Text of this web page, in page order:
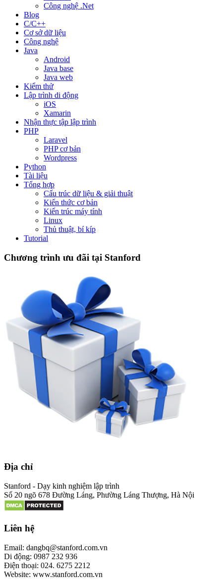
Công nghệ .Net
Blog
C/C++
Cơ sở dữ liệu
Công nghệ
Java
Android
Java base
Java web
Kiểm thử
Lập trình di động
iOS
Xamarin
Nhận thực tập lập trình
PHP
Laravel
PHP cơ bản
Wordpress
Python
Tài liệu
Tổng hợp
Cấu trúc dữ liệu & giải thuật
Kiến thức cơ bản
Kiến trúc máy tính
Linux
Thủ thuật, bí kíp
Tutorial
Chương trình ưu đãi tại Stanford
Địa chỉ
Stanford - Dạy kinh nghiệm lập trình
Số 20 ngõ 678 Đường Láng, Phường Láng Thượng, Hà Nội
Liên hệ
Email: dangbq@stanford.com.vn
Di động: 0987 232 936
Điện thoại: 024. 6275 2212
Website: www.stanford.com.vn